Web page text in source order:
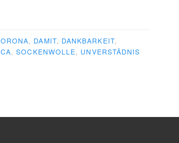
, DAMIT, DANKBARKEIT,
,SOCKENWOLLE, UNVERSTÄDNIS